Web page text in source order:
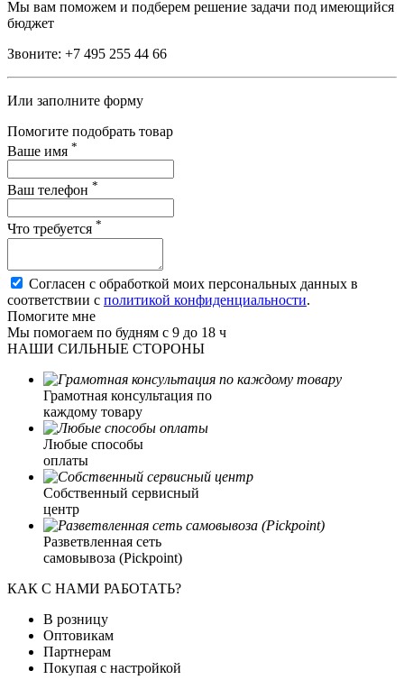
Мы вам поможем и подберем решение задачи под имеющийся
бюджет
Звоните: +7 495 255 44 66
Или заполните форму
Помогите подобрать товар
Ваше имя *
Ваш телефон *
Что требуется *
Согласен с обработкой моих персональных данных в
соответствии с политикой конфиденциальности.
Помогите мне
Мы помогаем по будням с 9 до 18 ч
НАШИ СИЛЬНЫЕ СТОРОНЫ
Грамотная консультация по
каждому товару
Любые способы
оплаты
Собственный сервисный
центр
Разветвленная сеть
самовывоза (Pickpoint)
КАК С НАМИ РАБОТАТЬ?
В розницу
Оптовикам
Партнерам
Покупая с настройкой